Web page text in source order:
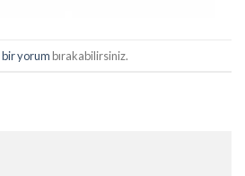
bir yorumbırakabilirsiniz.